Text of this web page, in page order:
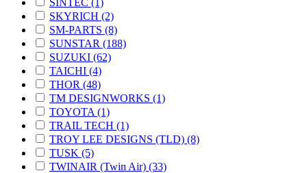
SINTEC (1)
SKYRICH (2)
SM-PARTS (8)
SUNSTAR (188)
SUZUKI (62)
TAICHI (4)
THOR (48)
TM DESIGNWORKS (1)
TOYOTA (1)
TRAIL TECH (1)
TROY LEE DESIGNS (TLD) (8)
TUSK (5)
TWINAIR (Twin Air) (33)